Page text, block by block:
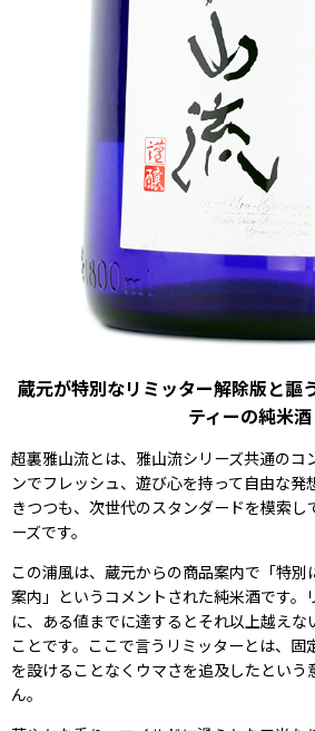
蔵元が特別なリミッター解除版と謳
ティーの純米酒
超裏雅山流とは、雅山流シリーズ共通のコ
ンでフレッシュ、遊び心を持って自由な発
きつつも、次世代のスタンダードを模索し
ーズです。
この浦風は、蔵元からの商品案内で「特
案内」というコメントされた純米酒です。
に、ある値までに達するとそれ以上越えな
ことです。ここで言うリミッターとは、固
を設けることなくウマさを追及したという
ん。